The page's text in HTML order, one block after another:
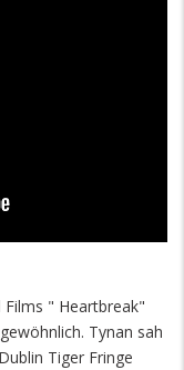
Films " Heartbreak"
Tynan sah
Tiger Fringe